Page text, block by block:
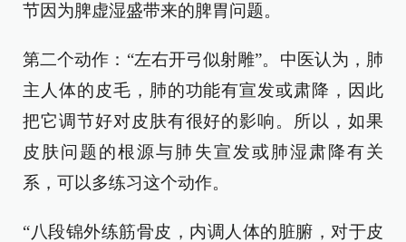
节因为脾虚湿盛带来的脾胃问题。
第二个动作：“左右开弓似射雕”。中医认为，肺
主人体的皮毛，肺的功能有宣发或肃降，因此
把它调节好对皮肤有很好的影响。所以，如果
皮肤问题的根源与肺失宣发或肺湿肃降有关
系，可以多练习这个动作。
“八段锦外练筋骨皮，内调人体的脏腑，对于皮